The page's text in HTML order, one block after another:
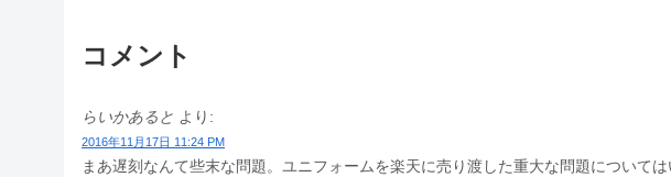
コメント
らいかあると より:
2016年11月17日 11:24 PM
まあ遅刻なんて些末な問題。ユニフォームを楽天に売り渡した重大な問題については